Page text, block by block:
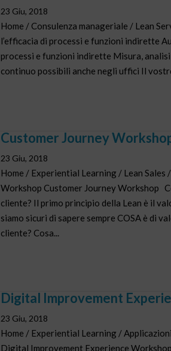
23 Giu, 2018
Home / Consulenza manageriale / Lean
l’efficacia di processi e funzioni indirette
processi e funzioni indirette Misura,
continuo possibili anche negli uffici Il
Customer Journey
23 Giu, 2018
Home / Experiential Learning / Lean Sales
Workshop Customer Journey Workshop
cliente? Il primo principio della Lean è il
siamo sicuri di sapere sempre COSA è di
cliente? Cosa...
Digital Improvement
23 Giu, 2018
Home / Experiential Learning /
Digital Improvement Experience